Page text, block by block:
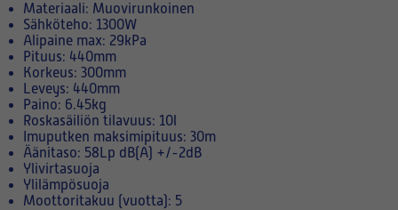
Materiaali: Muovirunkoinen
Sähköteho: 1300W
Alipaine max: 29kPa
Pituus: 440mm
Korkeus: 300mm
Leveys: 440mm
Paino: 6.45kg
Roskasäiliön tilavuus: 10l
Imuputken maksimipituus: 30m
Äänitaso: 58Lp dB(A) +/-2dB
Ylivirtasuoja
Ylilämpösuoja
Moottoritakuu (vuotta): 5